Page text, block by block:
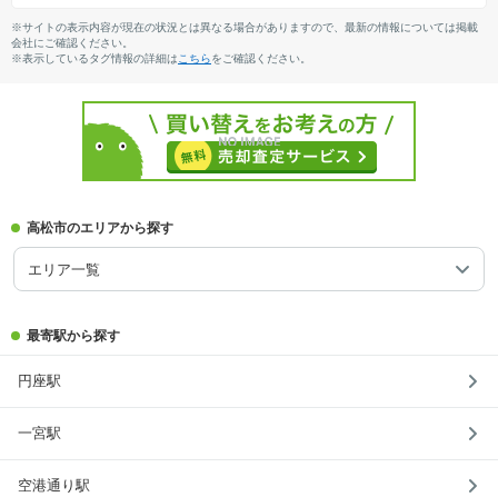
※サイトの表示内容が現在の状況とは異なる場合がありますので、最新の情報については掲載
会社にご確認ください。
※表示しているタグ情報の詳細は こちらをご確認ください。
高松市のエリアから探す
エリア一覧
最寄駅から探す
円座駅
一宮駅
空港通り駅